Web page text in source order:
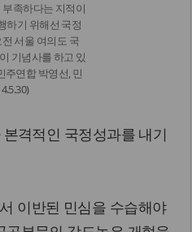
족하다는 지적이
하기 위해선 국정
서울 여의도 국
기념사를 하고 있
주연합 박영선, 민
격적인 국정성과를 내기
이반된 민심을 수습해야